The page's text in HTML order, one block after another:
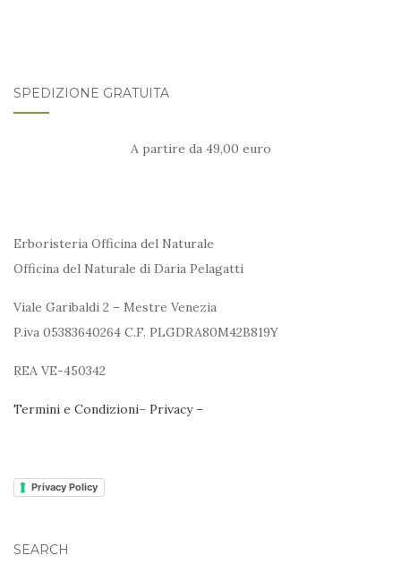
SPEDIZIONE GRATUITA
A partire da 49,00 euro
Erboristeria Officina del Naturale
Officina del Naturale di Daria Pelagatti
Viale Garibaldi 2 – Mestre Venezia
P.iva 05383640264 C.F. PLGDRA80M42B819Y
REA VE-450342
Termini e Condizioni– Privacy –
Privacy Policy
SEARCH